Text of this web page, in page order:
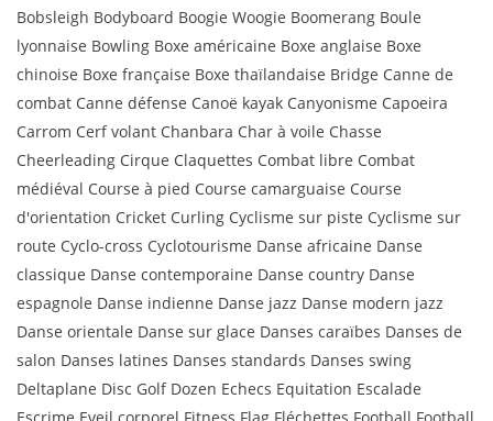
Bobsleigh Bodyboard Boogie Woogie Boomerang Boule
lyonnaise Bowling Boxe américaine Boxe anglaise Boxe
chinoise Boxe française Boxe thaïlandaise Bridge Canne de
combat Canne défense Canoë kayak Canyonisme Capoeira
Carrom Cerf volant Chanbara Char à voile Chasse
Cheerleading Cirque Claquettes Combat libre Combat
médiéval Course à pied Course camarguaise Course
d'orientation Cricket Curling Cyclisme sur piste Cyclisme sur
route Cyclo-cross Cyclotourisme Danse africaine Danse
classique Danse contemporaine Danse country Danse
espagnole Danse indienne Danse jazz Danse modern jazz
Danse orientale Danse sur glace Danses caraïbes Danses de
salon Danses latines Danses standards Danses swing
Deltaplane Disc Golf Dozen Echecs Equitation Escalade